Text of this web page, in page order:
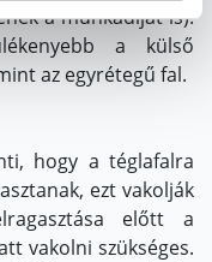
a munkadíját is).
a külső
az egyrétegű fal.
hogy a téglafalra
ezt vakolják
előtt a
vakolni szükséges.